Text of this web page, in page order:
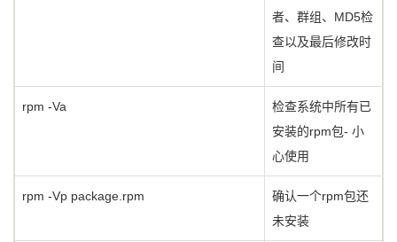
者、群组、MD5检
查以及最后修改时
间
rpm -Va
检查系统中所有已
安装的rpm包- 小
心使用
rpm -Vp package.rpm
确认一个rpm包还
未安装